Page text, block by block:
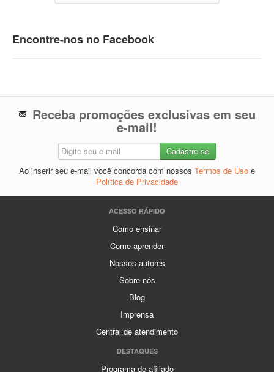
Encontre-nos no Facebook
Receba promoções exclusivas em seu
e-mail!
Ao inserir seu e-mail você concorda com nossos Termos de Uso e
Política de Privacidade
ACESSO RÁPIDO
Como ensinar
Como aprender
Nossos autores
Sobre nós
Blog
Imprensa
Central de atendimento
DESTAQUES
Programa de afiliado